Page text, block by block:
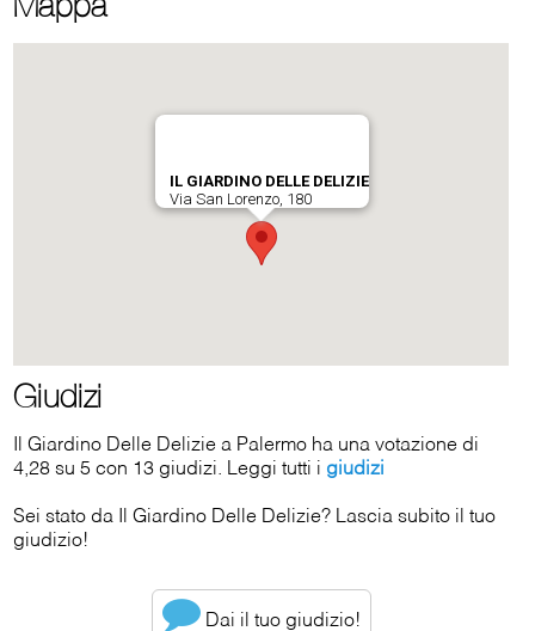
Giudizi
Il Giardino Delle Delizie a Palermo ha una votazione di
4,28 su 5 con 13 giudizi. Leggi tutti i giudizi
Sei stato da Il Giardino Delle Delizie? Lascia subito il tuo
giudizio!
Dai il tuo giudizio!